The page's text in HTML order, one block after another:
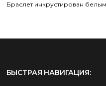
Браслет инкрустирован
БЫСТРАЯ НАВИГАЦИЯ: